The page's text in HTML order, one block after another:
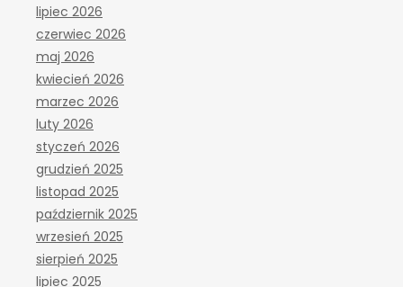
lipiec 2026
czerwiec 2026
maj 2026
kwiecień 2026
marzec 2026
luty 2026
styczeń 2026
grudzień 2025
listopad 2025
październik 2025
wrzesień 2025
sierpień 2025
lipiec 2025